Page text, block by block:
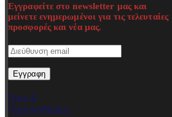
Εγγραφείτε στο newsletter μας και
μείνετε ενημερωμένοι για τις τελευταίες
προσφορές και νέα μας.
Όροι &
Προϋποθέσεις